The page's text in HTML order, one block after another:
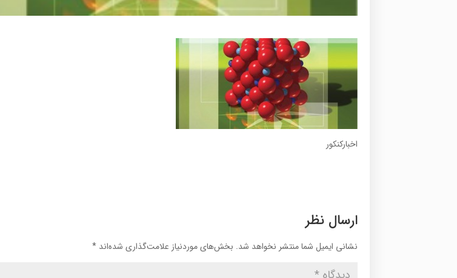
اخبارکنکور
ارسال نظر
نشانی ایمیل شما منتشر نخواهد شد. بخش‌های موردنیاز علامت‌گذاری شده‌اند*